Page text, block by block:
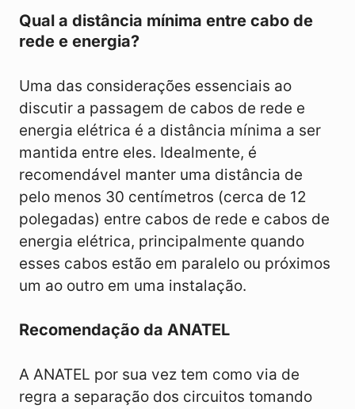
Qual a distância mínima entre cabo de
rede e energia?
Uma das considerações essenciais ao
discutir a passagem de cabos de rede e
energia elétrica é a distância mínima a ser
mantida entre eles. Idealmente, é
recomendável manter uma distância de
pelo menos 30 centímetros (cerca de 12
polegadas) entre cabos de rede e cabos de
energia elétrica, principalmente quando
esses cabos estão em paralelo ou próximos
um ao outro em uma instalação.
Recomendação da ANATEL
A ANATEL por sua vez tem como via de
regra a separação dos circuitos tomando